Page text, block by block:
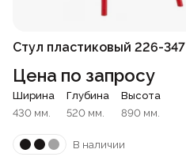
Стул пластиковый 226-347
Цена по запросу
Ширина
430 мм.
Глубина
520 мм.
Высота
890 мм.
В наличии